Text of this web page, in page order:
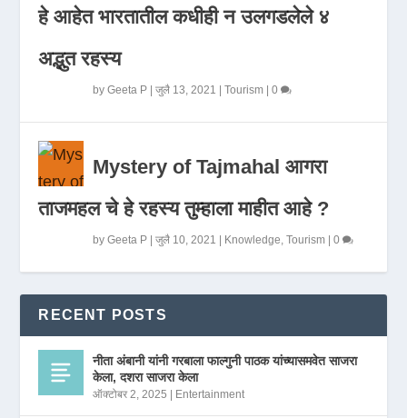
हे आहेत भारतातील कधीही न उलगडलेले ४
अद्भुत रहस्य
byGeeta P |जुलै 13, 2021 |Tourism |0
Mystery of Tajmahal आगरा
ताजमहल चे हे रहस्य तुम्हाला माहीत आहे ?
byGeeta P |जुलै 10, 2021 | Knowledge ,Tourism |0
RECENT POSTS
नीता अंबानी यांनी गरबाला फाल्गुनी पाठक यांच्यासमवेत साजरा
केला, दशरा साजरा केला
ऑक्टोबर 2, 2025 | Entertainment